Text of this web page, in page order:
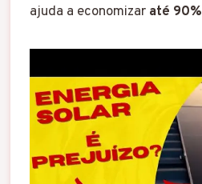
ajuda a economizar até 90%